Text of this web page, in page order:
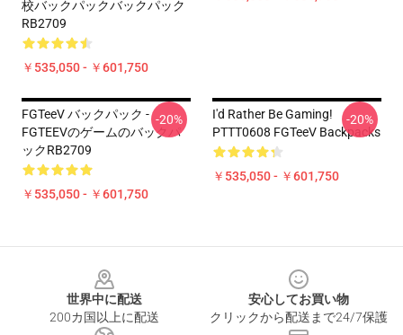
校バックパックバックパック
RB2709
￥535,050 - ￥601,750
FGTeeV バックパック -
FGTEEVのゲームのバックパ
ックRB2709
￥535,050 - ￥601,750
-20%
I'd Rather Be Gaming!
PTTT0608 FGTeeV Backpacks
￥535,050 - ￥601,750
-20%
世界中に配送
200カ国以上に配送
安心してお買い物
クリックから配送まで24/7保護